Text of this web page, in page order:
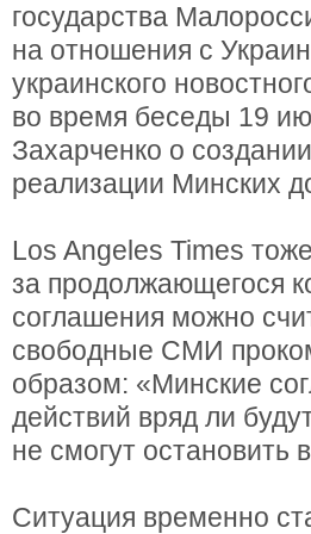
государства
на отношения с
украинского
во время беседы 19
Захарченко о
реализации Минских
Los Angeles Times
за продолжающегося
соглашения можно
свободные СМИ
образом: «Минские
действий вряд ли
не смогут остановить
Ситуация временно